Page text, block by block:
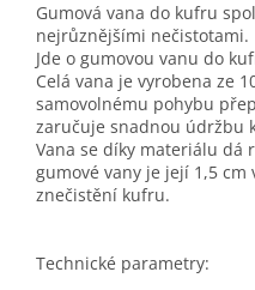
Gumová vana do kufru
nejrůznějšími nečistotami.
Jde o gumovou vanu do
Celá vana je vyrobena ze
samovolnému pohybu
zaručuje snadnou údržbu
Vana se díky materiálu dá
gumové vany je její 1,5
znečistění kufru.
Technické parametry: